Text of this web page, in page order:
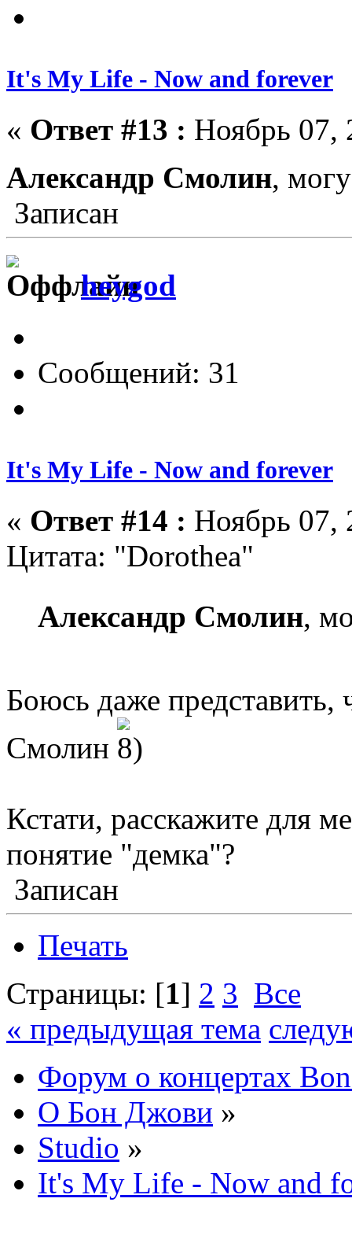
It's My Life - Now and forever
« Ответ #13 : Ноябрь 07,
Александр Смолин,
Записан
heygod
Сообщений: 31
It's My Life - Now and forever
« Ответ #14 : Ноябрь 07,
Цитата: "Dorothea"
Александр Смолин,
Боюсь даже представить,
Смолин
Кстати, расскажите для
понятие "демка"?
Записан
Печать
Страницы: [1] 2 3 Все
« предыдущая тема
Форум о концертах
О Бон Джови »
Studio »
It's My Life - Now and